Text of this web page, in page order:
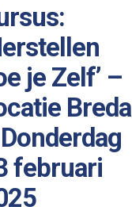
je Zelf’ –
Breda
februari